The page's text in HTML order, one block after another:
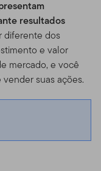
resultados
diferente dos
e valor
mercado, e você
suas ações.